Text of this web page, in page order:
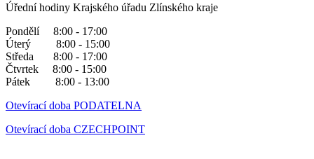
Úřední hodiny Krajského úřadu Zlínského kraje
Pondělí 8:00 - 17:00
Úterý 8:00 - 15:00
Středa 8:00 - 17:00
Čtvrtek 8:00 - 15:00
Pátek 8:00 - 13:00
Otevírací doba PODATELNA
Otevírací doba CZECHPOINT